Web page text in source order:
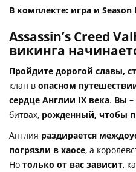
В комплекте: игра и Season
Assassin’s Creed
викинга
Пройдите дорогой славы,
клан в опасном
сердце Англии IX века. Вы
битвах, рожденный, чтобы
Англия раздирается
погрязли в хаосе, а
Но только от вас зависит,